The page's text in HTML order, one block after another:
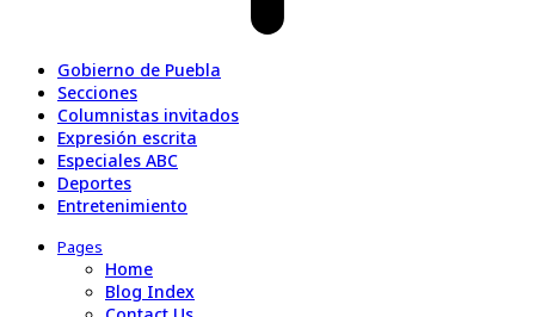
Gobierno de Puebla
Secciones
Columnistas invitados
Expresión escrita
Especiales ABC
Deportes
Entretenimiento
Pages
Home
Blog Index